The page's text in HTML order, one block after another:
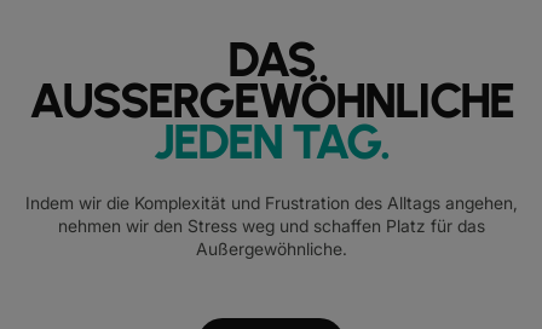
DAS
AUSSERGEWÖHNLICHE
JEDEN TAG.
Indem wir die Komplexität und Frustration des Alltags angehen,
nehmen wir den Stress weg und schaffen Platz für das
Außergewöhnliche.